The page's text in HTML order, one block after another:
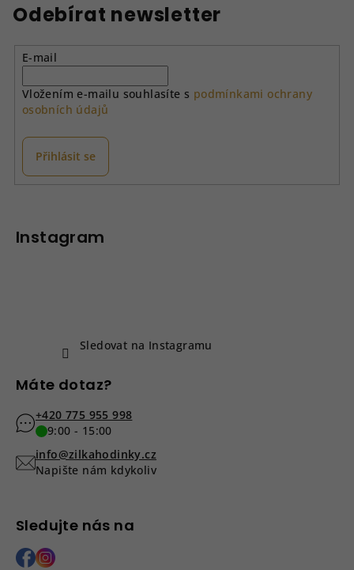
Odebírat newsletter
E-mail
Vložením e-mailu souhlasíte s podmínkami ochrany
osobních údajů
Přihlásit se
Instagram
Sledovat na Instagramu
Máte dotaz?
+420 775 955 998
9:00 - 15:00
info@zilkahodinky.cz
Napište nám kdykoliv
Sledujte nás na